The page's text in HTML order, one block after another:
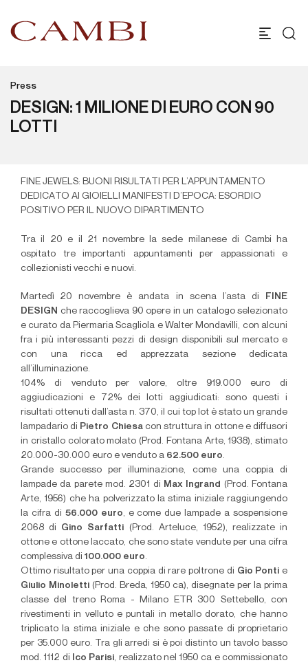
Press
DESIGN: 1 MILIONE DI EURO CON 90
LOTTI
FINE JEWELS: BUONI RISULTATI PER L’APPUNTAMENTO
DEDICATO AI GIOIELLI MANIFESTI D’EPOCA: ESORDIO
POSITIVO PER IL NUOVO DIPARTIMENTO
Tra il 20 e il 21 novembre la sede milanese di Cambi ha
ospitato tre importanti appuntamenti per appassionati e
collezionisti vecchi e nuovi.
Martedì 20 novembre è andata in scena l’asta di
FINE
DESIGN che raccoglieva 90 opere in un catalogo selezionato
e curato da Piermaria Scagliola e Walter Mondavilli, con alcuni
fra i più interessanti pezzi di design disponibili sul mercato e
con una ricca ed apprezzata sezione dedicata
all’illuminazione.
104% di venduto per valore, oltre 919.000 euro di
aggiudicazioni e 72% dei lotti aggiudicati: sono questi i
risultati ottenuti dall’asta n. 370, il cui top lot è stato un grande
lampadario di Pietro Chiesacon struttura in ottone e diffusori
in cristallo colorato molato (Prod. Fontana Arte, 1938), stimato
20.000-30.000 euro e venduto a 62.500 euro.
Grande successo per illuminazione, come una coppia di
lampade da parete mod. 2301 di Max Ingrand (Prod. Fontana
Arte, 1956) che ha polverizzato la stima iniziale raggiungendo
la cifra di 56.000 euro, e come due lampade a sospensione
2068 di Gino Sarfatti (Prod. Arteluce, 1952), realizzate in
ottone e ottone laccato, che sono state vendute per una cifra
complessiva di 100.000 euro.
Ottimo risultato per una coppia di rare poltrone di Gio Ponti e
Giulio Minoletti(Prod. Breda, 1950 ca), disegnate per la prima
classe del treno Roma - Milano ETR 300 Settebello, con
rivestimenti in velluto e puntali in metallo dorato, che hanno
triplicato la stima iniziale e che sono passate di proprietario
per 35.000 euro. Tra gli arredi si è poi distinto un tavolo basso
mod. 1112 di
Ico Parisi, realizzato nel 1950 ca e commissionato